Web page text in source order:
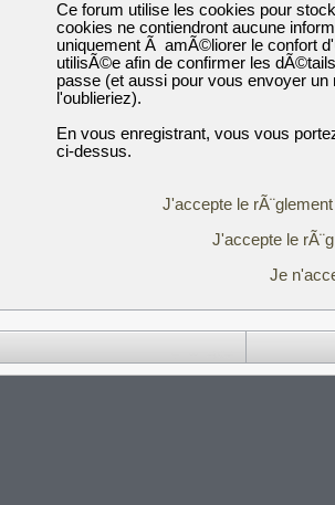
Ce forum utilise les cookies pour
cookies ne contiendront aucune
uniquement Ã amÃ©liorer le confort
utilisÃ©e afin de confirmer les
passe (et aussi pour vous envoyer
l'oublieriez).
En vous enregistrant, vous vous
ci-dessus.
J'accepte le
J'accepte le
Je